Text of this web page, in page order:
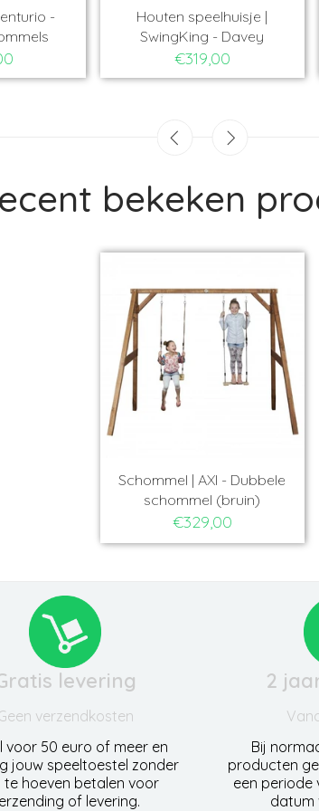
-
Houten speelhuisje |
SwingKing - Davey
€319,00
bekeken
Schommel | AXI - Dubbele
schommel (bruin)
€329,00
levering
verzendkosten
voor 50 euro of meer en
jouw speeltoestel zonder
te hoeven betalen voor
of levering.
2
Bij
producten
een periode
datum